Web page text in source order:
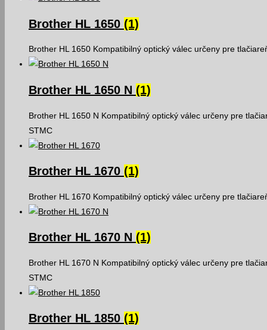
Brother HL 1650 (1)
Brother HL 1650 Kompatibilný optický válec určeny pre
Brother HL 1650 N (1)
Brother HL 1650 N Kompatibilný optický válec určeny pre
STMC
Brother HL 1670 (1)
Brother HL 1670 Kompatibilný optický válec určeny pre
Brother HL 1670 N (1)
Brother HL 1670 N Kompatibilný optický válec určeny pre
STMC
Brother HL 1850 (1)